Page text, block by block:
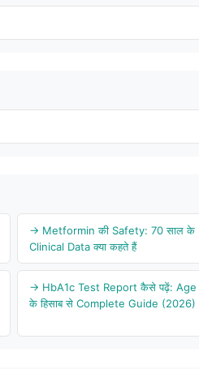
→ Metformin की Safety: 70 साल के
Clinical Data क्या कहते हैं
→ HbA1c Test Report कैसे पढ़ें: Age
के हिसाब से Complete Guide (2026)